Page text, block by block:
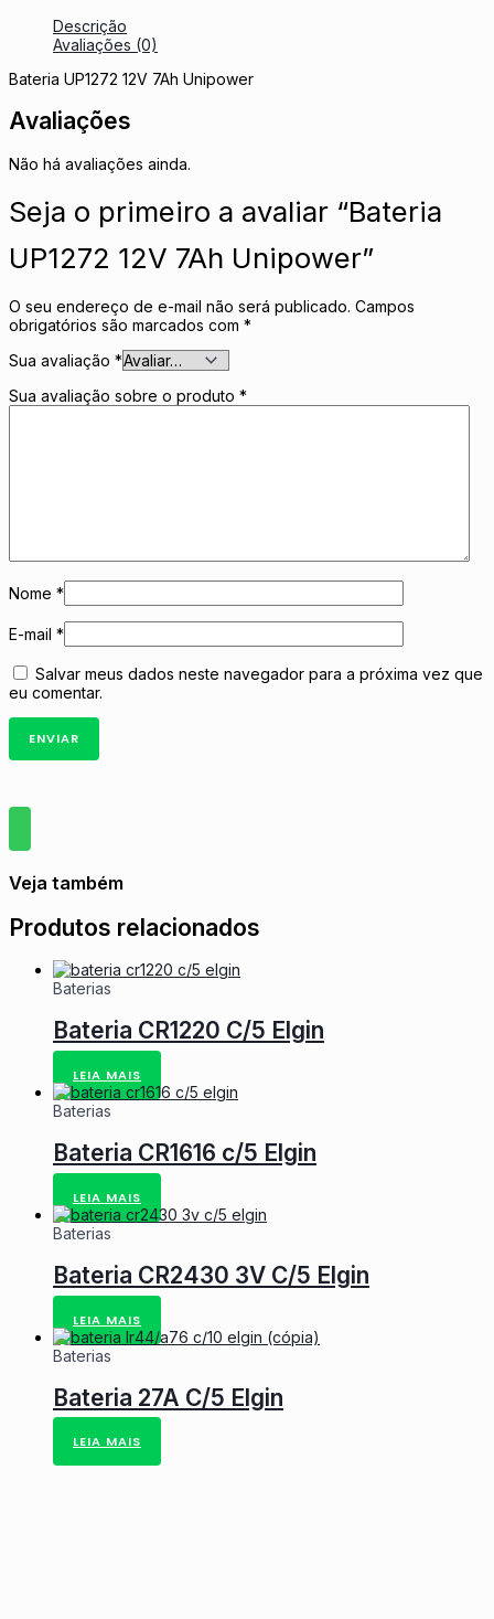
Descrição
Avaliações (0)
Bateria UP1272 12V 7Ah Unipower
Avaliações
Não há avaliações ainda.
Seja o primeiro a avaliar “Bateria
UP1272 12V 7Ah Unipower”
O seu endereço de e-mail não será publicado. Campos
obrigatórios são marcados com *
Sua avaliação *
Sua avaliação sobre o produto *
Nome *
E-mail *
Salvar meus dados neste navegador para a próxima vez que
eu comentar.
Veja também
Produtos relacionados
Baterias
Bateria CR1220 C/5 Elgin
LEIA MAIS
Baterias
Bateria CR1616 c/5 Elgin
LEIA MAIS
Baterias
Bateria CR2430 3V C/5 Elgin
LEIA MAIS
Baterias
Bateria 27A C/5 Elgin
LEIA MAIS